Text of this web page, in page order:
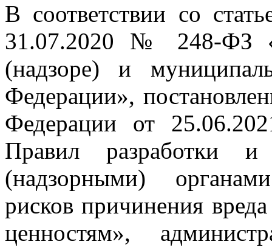
В соответствии со
31.07.2020 № 248-ФЗ
(надзоре) и
Федерации»,
Федерации от
Правил разработки и
(надзорными)
рисков причинения
ценностям»,